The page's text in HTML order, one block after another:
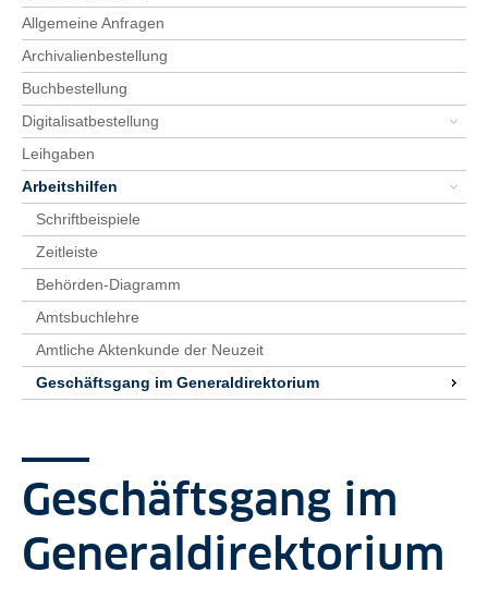
Allgemeine Anfragen
Archivalienbestellung
Buchbestellung
Digitalisatbestellung
Leihgaben
Arbeitshilfen
Schriftbeispiele
Zeitleiste
Behörden-Diagramm
Amtsbuchlehre
Amtliche Aktenkunde der Neuzeit
Geschäftsgang im Generaldirektorium
Geschäftsgang im
Generaldirektorium